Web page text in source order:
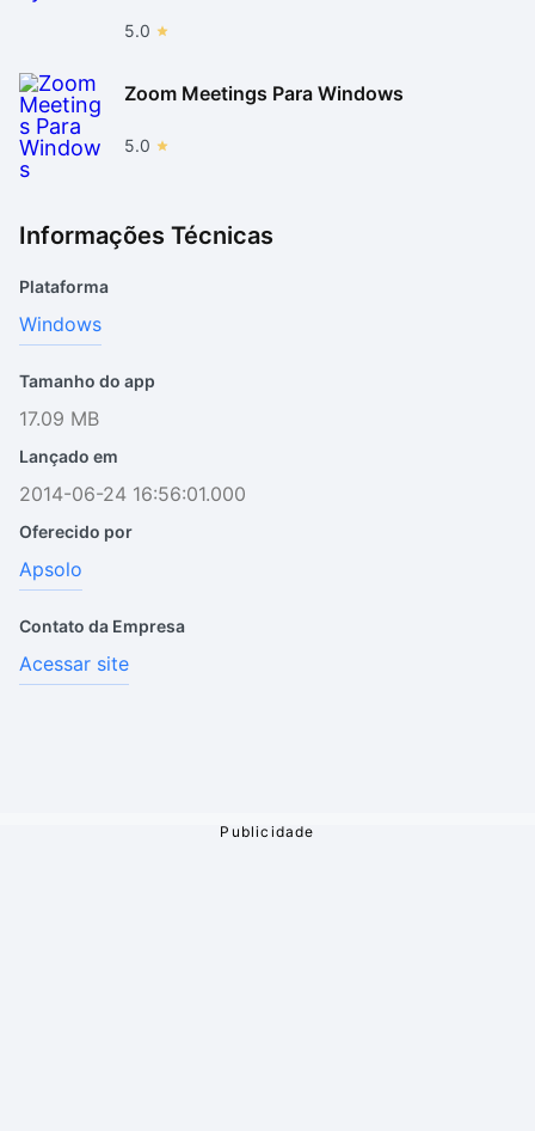
5.0
Zoom Meetings Para Windows
5.0
Informações Técnicas
Plataforma
Windows
Tamanho do app
17.09 MB
Lançado em
2014-06-24 16:56:01.000
Oferecido por
Apsolo
Contato da Empresa
Acessar site